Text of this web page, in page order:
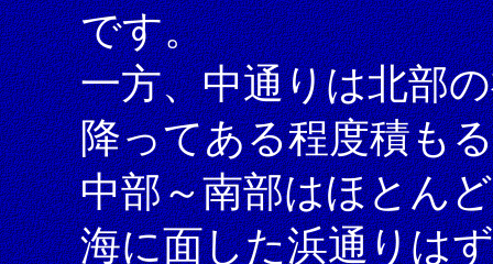
です。
一方、中通りは北部
降ってある程度積も
中部～南部はほとん
海に面した浜通りは